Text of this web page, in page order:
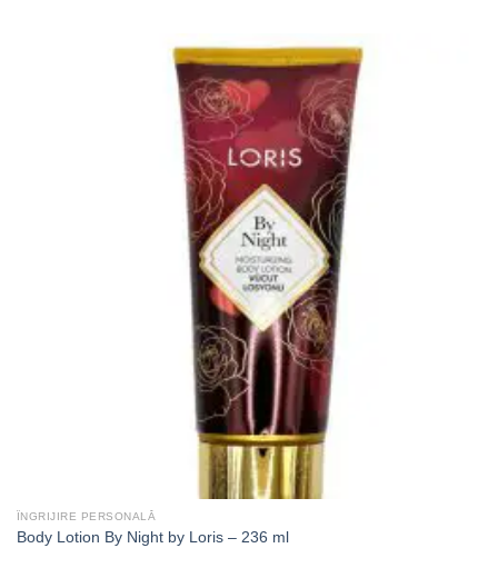
ÎNGRIJIRE PERSONALĂ
Body Lotion By Night by Loris – 236 ml